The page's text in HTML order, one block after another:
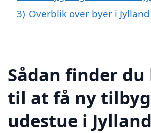
3) Overblik over byer i Jylland
Sådan finder
til at få ny
udestue i Jylland